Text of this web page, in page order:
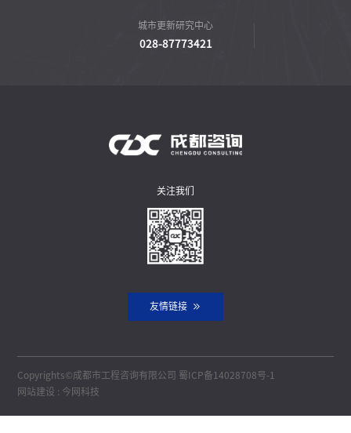
城市更新研究中心
028-87773421
关注我们
友情链接
Copyrights©成都市工程咨询有限公司 蜀ICP备14028708号-1
网站建设 : 今网科技